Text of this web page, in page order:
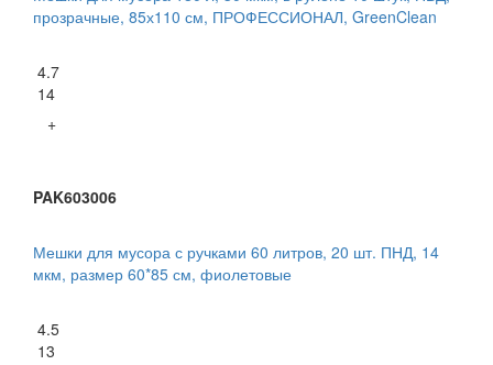
прозрачные, 85х110 см, ПРОФЕССИОНАЛ, GreenClean
4.7
14
+
PAK603006
Мешки для мусора с ручками 60 литров, 20 шт. ПНД, 14
мкм, размер 60*85 см, фиолетовые
4.5
13